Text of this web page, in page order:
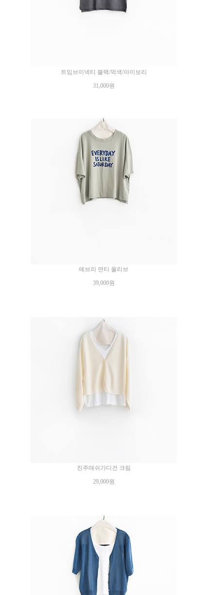
트임브이넥티 블랙/먹색/아이보리
31,000원
에브리 면티 올리브
39,000원
진주매쉬가디건 크림
29,000원